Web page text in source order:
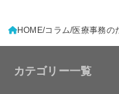
HOME コラム 医療事務の
カテゴリー一覧